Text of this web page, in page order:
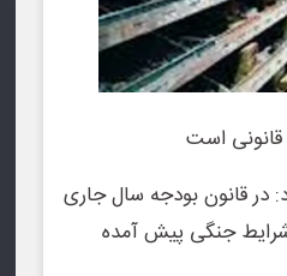
در قانون بودجه سال جاری
شرایط جنگی پیش آمده